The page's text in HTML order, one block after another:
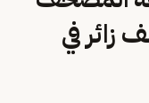
يستقبل 420 ألف زائر في